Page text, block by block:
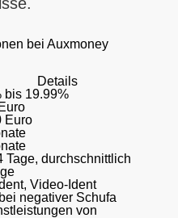
bei Auxmoney
Details
bis 19.99%
Euro
Tage, durchschnittlich
Video-Ident
negativer Schufa
von